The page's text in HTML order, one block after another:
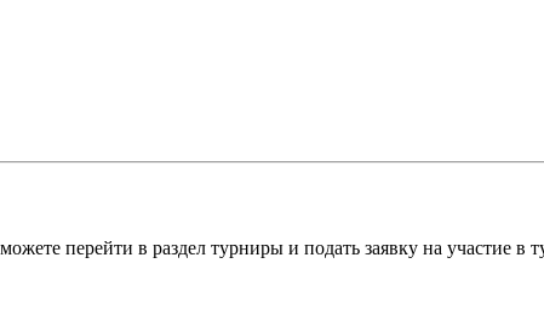
перейти в раздел турниры и подать заявку на участие в